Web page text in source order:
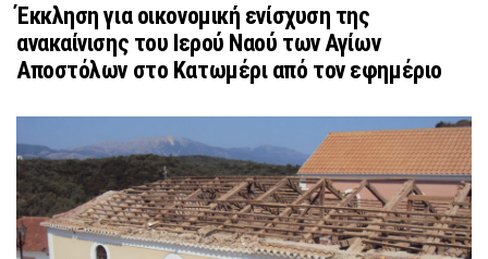
Έκκληση για οικονομική ενίσχυση της
ανακαίνισης του Ιερού Ναού των Αγίων
Αποστόλων στο Κατωμέρι από τον εφημέριο